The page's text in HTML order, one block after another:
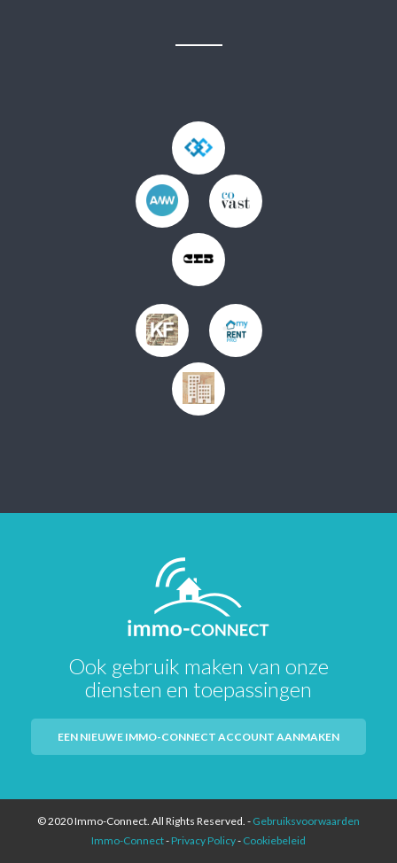
Ook gebruik maken van onze
diensten en toepassingen
EEN NIEUWE IMMO-CONNECT ACCOUNT AANMAKEN
© 2020 Immo-Connect. All Rights Reserved. - Gebruiksvoorwaarden
Immo-Connect- Privacy Policy- Cookiebeleid